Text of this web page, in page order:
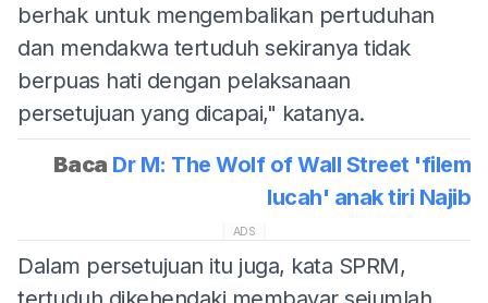
berhak untuk mengembalikan pertuduhan
dan mendakwa tertuduh sekiranya tidak
berpuas hati dengan pelaksanaan
persetujuan yang dicapai," katanya.
Baca Dr M: The Wolf of Wall Street 'filem
lucah' anak tiri Najib
ADS
Dalam persetujuan itu juga, kata SPRM,